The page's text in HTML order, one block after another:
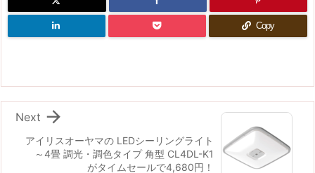
Copy
アイリスオーヤマの LEDシーリングライト
～4畳 調光・調色タイプ 角型 CL4DL-K1
がタイムセールで4,680円！

Next